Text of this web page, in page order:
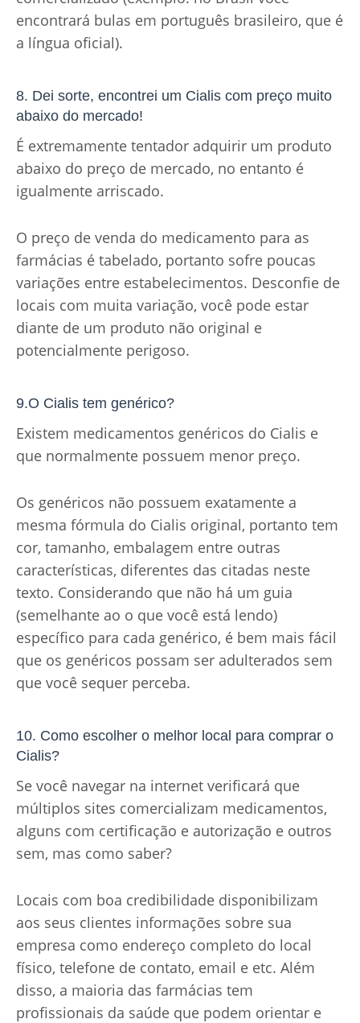
encontrará bulas em português brasileiro, que é
a língua oficial).
8. Dei sorte, encontrei um Cialis com preço muito
abaixo do mercado!
É extremamente tentador adquirir um produto
abaixo do preço de mercado, no entanto é
igualmente arriscado.
O preço de venda do medicamento para as
farmácias é tabelado, portanto sofre poucas
variações entre estabelecimentos. Desconfie de
locais com muita variação, você pode estar
diante de um produto não original e
potencialmente perigoso.
9.O Cialis tem genérico?
Existem medicamentos genéricos do Cialis e
que normalmente possuem menor preço.
Os genéricos não possuem exatamente a
mesma fórmula do Cialis original, portanto tem
cor, tamanho, embalagem entre outras
características, diferentes das citadas neste
texto. Considerando que não há um guia
(semelhante ao o que você está lendo)
específico para cada genérico, é bem mais fácil
que os genéricos possam ser adulterados sem
que você sequer perceba.
10. Como escolher o melhor local para comprar o
Cialis?
Se você navegar na internet verificará que
múltiplos sites comercializam medicamentos,
alguns com certificação e autorização e outros
sem, mas como saber?
Locais com boa credibilidade disponibilizam
aos seus clientes informações sobre sua
empresa como endereço completo do local
físico, telefone de contato, email e etc. Além
disso, a maioria das farmácias tem
profissionais da saúde que podem orientar e